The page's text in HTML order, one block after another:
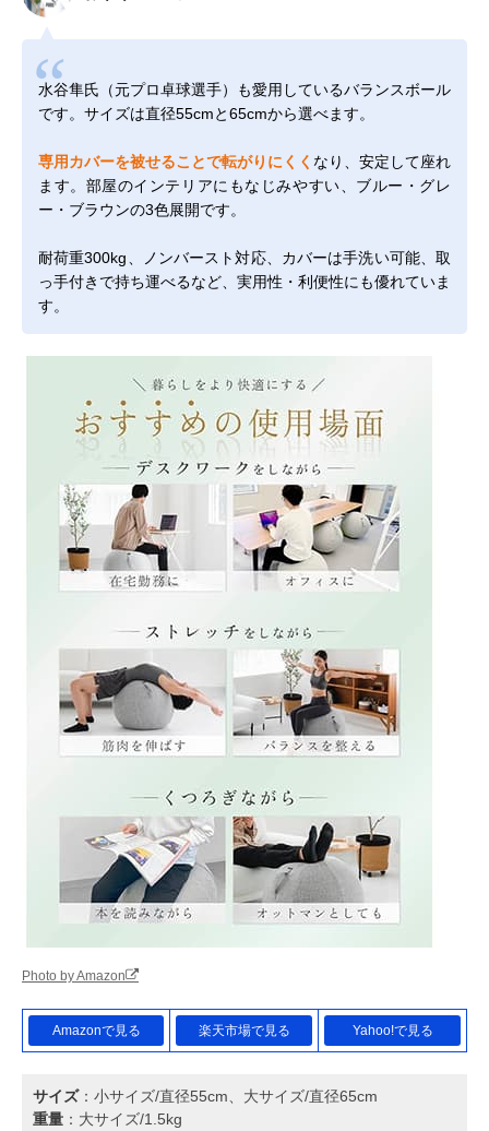
水谷隼氏（元プロ卓球選手）も愛用しているバランスボール
です。サイズは直径55cmと65cmから選べます。
専用カバーを被せることで転がりにくく なり、安定して座れ
ます。部屋のインテリアにもなじみやすい、ブルー・グレ
ー・ブラウンの3色展開です。
耐荷重300kg、ノンバースト対応、カバーは手洗い可能、取
っ手付きで持ち運べるなど、実用性・利便性にも優れていま
す。
Photo by Amazon
Amazonで見る 楽天市場で見る Yahoo!で見る
サイズ：小サイズ/直径55cm、大サイズ/直径65cm
重量 ：大サイズ/1.5kg